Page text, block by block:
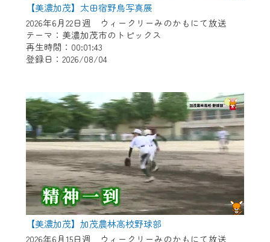
【美濃加茂】太田宿野鳥写真展
2026年6月22日週 ウィークリーみのかもにて放送
テーマ：美濃加茂市のトピックス
再生時間：00:01:43
登録日：2026/08/04
【美濃加茂】加茂農林高校野球部
2026年6月15日週 ウィークリーみのかもにて放送
※マイページへのログインには、MyIDが必
要となります。
※MyIDとは、CCNet Web TVを含むCCNetの
各種サービスをご利用頂くためのIDです。
で設定できます。
（GmailやYahooなどのフリーメールアドレ
スでも作成可能です）
※マイページへのログイン・MyIDの新規登
録はこちらから
※CCNetアプリをご利用中の方は引き続き
ご視聴いただけます。
＜メンテナンス情報＞